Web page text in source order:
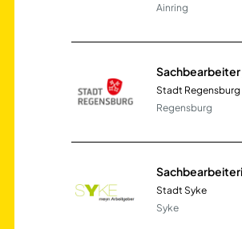
Ainring
Stadt Regensburg
Regensburg
Stadt Syke
Syke